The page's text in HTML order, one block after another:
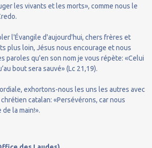
les vivants et les morts», comme nous le
l'Évangile d'aujourd'hui, chers frères et
plus loin, Jésus nous encourage et nous
paroles qu'en son nom je vous répète: «Celui
bout sera sauvé» (Lc 21,19).
exhortons-nous les uns les autres avec
catalan: «Persévérons, car nous
la main!».